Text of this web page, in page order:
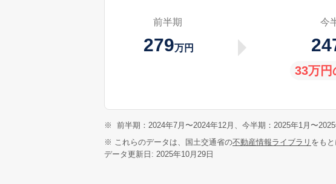
前半期
279万円
今
33万円
※
前半期：2024年7月〜2024年12月、今半期：2025年1月〜2025
※ これらのデータは、国土交通省の不動産情報ライブラリ をも
データ更新日: 2025年10月29日